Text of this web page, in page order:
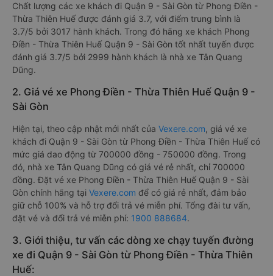
Chất lượng các xe khách đi Quận 9 - Sài Gòn từ Phong Điền -
Thừa Thiên Huế được đánh giá 3.7, với điểm trung bình là
3.7/5 bởi 3017 hành khách. Trong đó hãng xe khách Phong
Điền - Thừa Thiên Huế Quận 9 - Sài Gòn tốt nhất tuyến được
đánh giá 3.7/5 bởi 2999 hành khách là nhà xe Tân Quang
Dũng.
2. Giá vé xe Phong Điền - Thừa Thiên Huế Quận 9 -
Sài Gòn
Hiện tại, theo cập nhật mới nhất của Vexere.com, giá vé xe
khách đi Quận 9 - Sài Gòn từ Phong Điền - Thừa Thiên Huế có
mức giá dao động từ 700000 đồng - 750000 đồng. Trong
đó, nhà xe Tân Quang Dũng có giá vé rẻ nhất, chỉ 700000
đồng. Đặt vé xe Phong Điền - Thừa Thiên Huế Quận 9 - Sài
Gòn chính hãng tại Vexere.com để có giá rẻ nhất, đảm bảo
giữ chỗ 100% và hỗ trợ đổi trả vé miễn phí. Tổng đài tư vấn,
đặt vé và đổi trả vé miễn phí: 1900 888684.
3. Giới thiệu, tư vấn các dòng xe chạy tuyến đường
xe đi Quận 9 - Sài Gòn từ Phong Điền - Thừa Thiên
Huế: